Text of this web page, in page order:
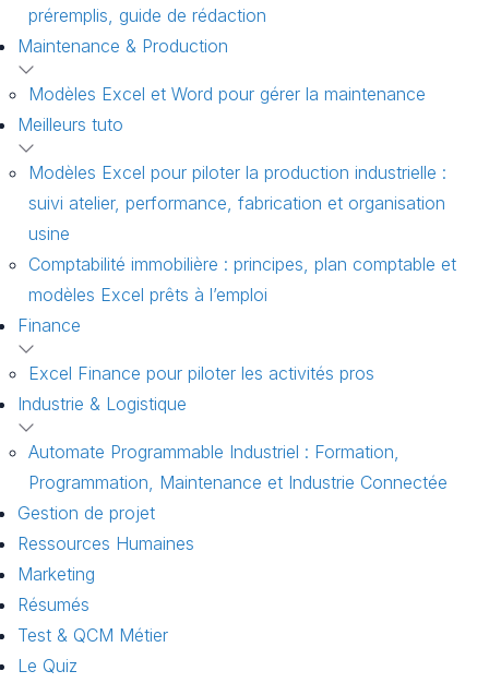
préremplis, guide de rédaction
Maintenance & Production
Modèles Excel et Word pour gérer la maintenance
Meilleurs tuto
Modèles Excel pour piloter la production industrielle :
suivi atelier, performance, fabrication et organisation
usine
Comptabilité immobilière : principes, plan comptable et
modèles Excel prêts à l’emploi
Finance
Excel Finance pour piloter les activités pros
Industrie & Logistique
Automate Programmable Industriel : Formation,
Programmation, Maintenance et Industrie Connectée
Gestion de projet
Ressources Humaines
Marketing
Résumés
Test & QCM Métier
Le Quiz